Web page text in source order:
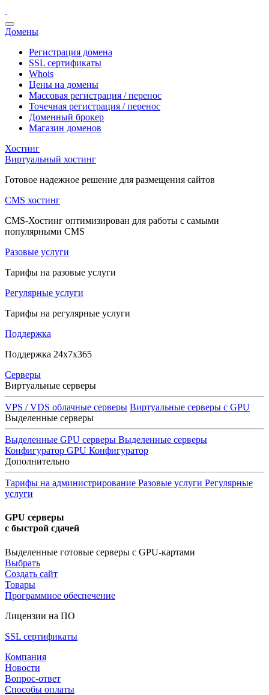
Домены
Регистрация домена
SSL сертификаты
Whois
Цены на домены
Массовая регистрация / перенос
Точечная регистрация / перенос
Доменный брокер
Магазин доменов
Хостинг
Виртуальный хостинг
Готовое надежное решение для размещения сайтов
CMS хостинг
CMS-Хостинг оптимизирован для работы с самыми
популярными CMS
Разовые услуги
Тарифы на разовые услуги
Регулярные услуги
Тарифы на регулярные услуги
Поддержка
Поддержка 24x7x365
Серверы
Виртуальные серверы
VPS / VDS облачные серверы Виртуальные серверы с GPU
Выделенные серверы
Выделенные GPU серверы Выделенные серверы
Конфигуратор GPU Конфигуратор
Дополнительно
Тарифы на администрирование Разовые услуги Регулярные
услуги
GPU серверы
с быстрой сдачей
Выделенные готовые серверы с GPU-картами
Выбрать
Создать сайт
Товары
Программное обеспечение
Лицензии на ПО
SSL сертификаты
Компания
Новости
Вопрос-ответ
Способы оплаты